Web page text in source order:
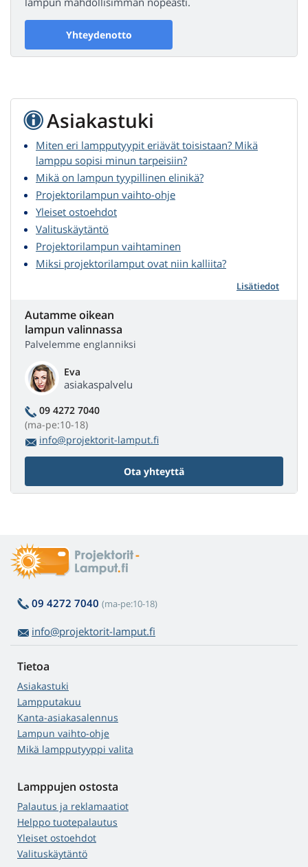
Yhteydenotto
Asiakastuki
Miten eri lampputyypit eriävät toisistaan? Mikä
lamppu sopisi minun tarpeisiin?
Mikä on lampun tyypillinen elinikä?
Projektorilampun vaihto-ohje
Yleiset ostoehdot
Valituskäytäntö
Projektorilampun vaihtaminen
Miksi projektorilamput ovat niin kalliita?
Lisätiedot
Autamme oikean
lampun valinnassa
Palvelemme englanniksi
Eva
asiakaspalvelu
09 4272 7040
(ma-pe:10-18)
info@projektorit-lamput.fi
Ota yhteyttä
09 4272 7040 (ma-pe:10-18)
info@projektorit-lamput.fi
Tietoa
Asiakastuki
Lampputakuu
Kanta-asiakasalennus
Lampun vaihto-ohje
Mikä lampputyyppi valita
Lamppujen ostosta
Palautus ja reklamaatiot
Helppo tuotepalautus
Yleiset ostoehdot
Valituskäytäntö